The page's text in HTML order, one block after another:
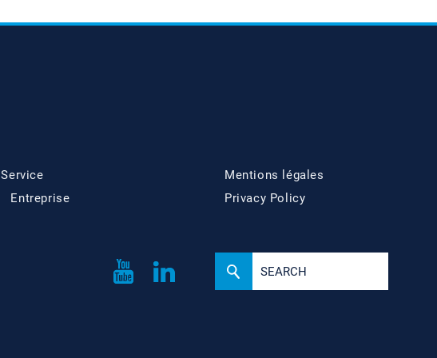
Service
Entreprise
Mentions légales
Privacy Policy